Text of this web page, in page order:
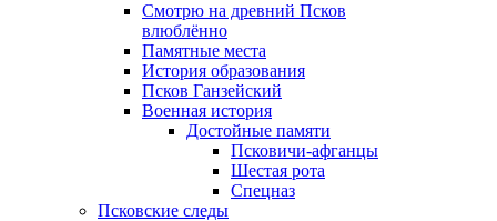
Смотрю на древний Псков
влюблённо
Памятные места
История образования
Псков Ганзейский
Военная история
Достойные памяти
Псковичи-афганцы
Шестая рота
Спецназ
Псковские следы